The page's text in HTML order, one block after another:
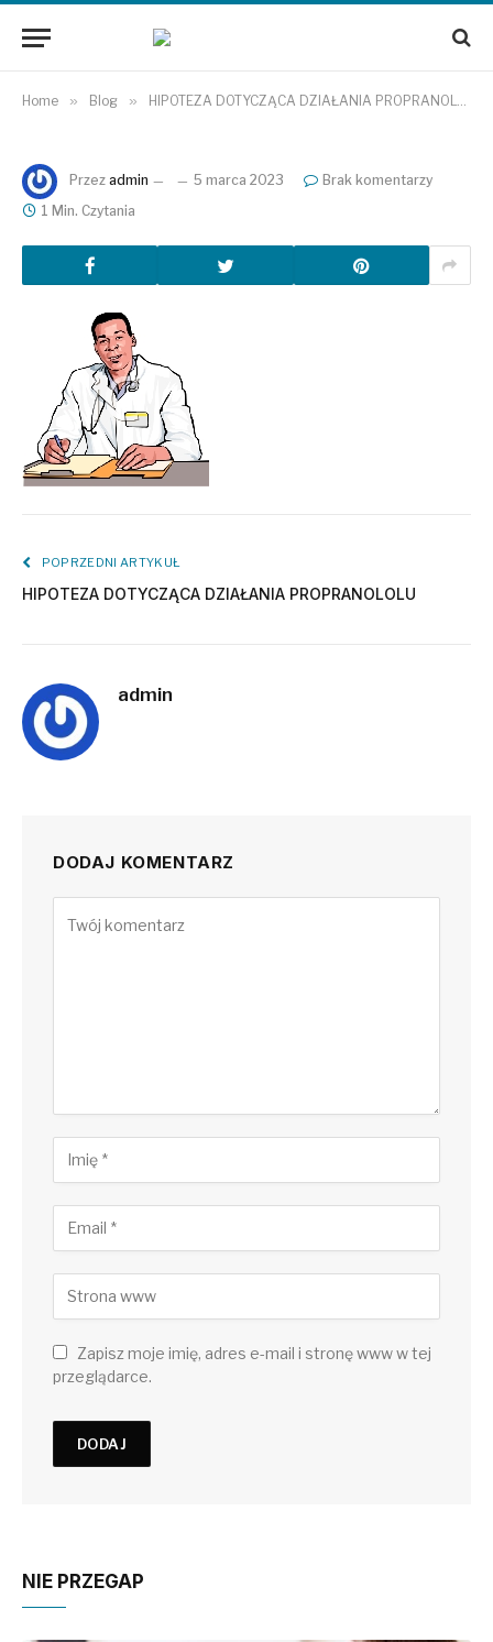
Home » Blog » HIPOTEZA DOTYCZĄCA DZIAŁANIA PROPRANOLOLU
Przez admin 5 marca 2023
Brak komentarzy
1 Min. Czytania
POPRZEDNI ARTYKUŁ
HIPOTEZA DOTYCZĄCA DZIAŁANIA PROPRANOLOLU
admin
DODAJ KOMENTARZ
Zapisz moje imię, adres e-mail i stronę www w tej
przeglądarce.
NIE PRZEGAP